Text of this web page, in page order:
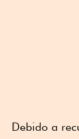
Debido a